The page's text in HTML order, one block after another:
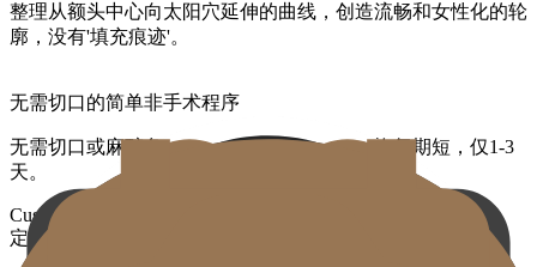
整理从额头中心向太阳穴延伸的曲线，创造流畅和女性化的轮
廓，没有'填充痕迹'。
无需切口的简单非手术程序
无需切口或麻醉负担，程序时间约30分钟，恢复期短，仅1-3
天。
Custom Forehead Filler Treatment
定制额头填充剂治疗区域